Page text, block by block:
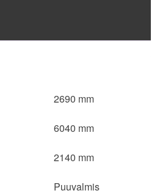
2690 mm
6040 mm
2140 mm
Puuvalmis